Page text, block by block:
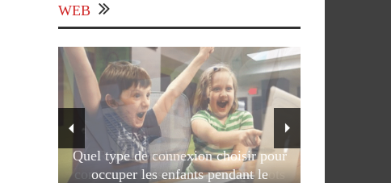
WEB
Quel type de connexion choisir pour
occuper les enfants pendant le